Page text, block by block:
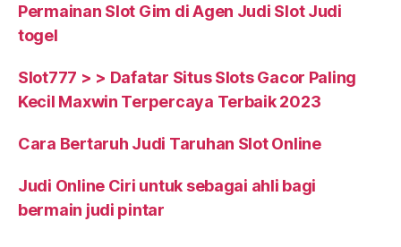
Permainan Slot Gim di Agen Judi Slot Judi
togel
Slot777 > > Dafatar Situs Slots Gacor Paling
Kecil Maxwin Terpercaya Terbaik 2023
Cara Bertaruh Judi Taruhan Slot Online
Judi Online Ciri untuk sebagai ahli bagi
bermain judi pintar